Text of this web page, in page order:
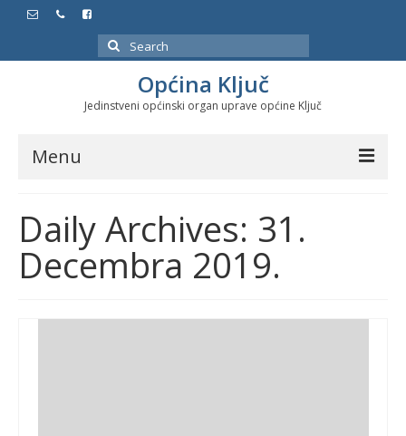
Search
for:
Općina Ključ
Jedinstveni općinski organ uprave općine Ključ
Menu
Službeni glasnici
Javne nabavke
Značajni datumi i manifestacije
Daily Archives: 31.
Decembra 2019.